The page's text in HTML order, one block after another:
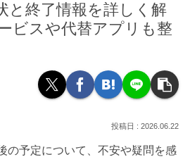
と終了情報を詳しく解
ビスや代替アプリも整
2026.06.22
の予定について、不安や疑問を感